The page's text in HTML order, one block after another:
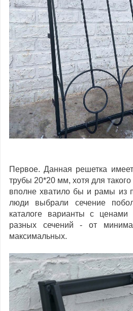
Первое. Данная решетка
трубы 20*20 мм, хотя для
вполне хватило бы и рамы из
люди выбрали сечение
каталоге варианты с
разных сечений - от
максимальных.